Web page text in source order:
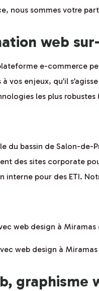
nous sommes votre
web
e-commerce
vos enjeux, qu’il
les plus
du bassin de Salon-
des sites corporate
interne pour des ETI.
web design à
web design à
graphisme